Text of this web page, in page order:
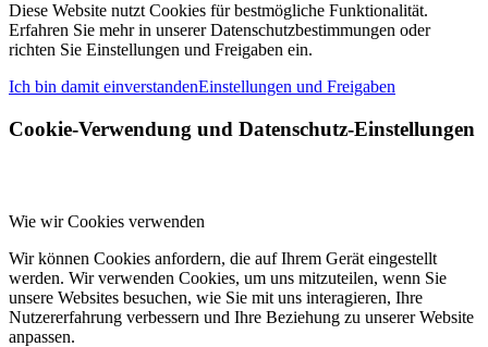
Diese Website nutzt Cookies für bestmögliche Funktionalität.
Erfahren Sie mehr in unserer Datenschutzbestimmungen oder
richten Sie Einstellungen und Freigaben ein.
Ich bin damit einverstandenEinstellungen und Freigaben
Cookie-Verwendung und Datenschutz-Einstellungen
Wie wir Cookies verwenden
Wir können Cookies anfordern, die auf Ihrem Gerät eingestellt
werden. Wir verwenden Cookies, um uns mitzuteilen, wenn Sie
unsere Websites besuchen, wie Sie mit uns interagieren, Ihre
Nutzererfahrung verbessern und Ihre Beziehung zu unserer Website
anpassen.